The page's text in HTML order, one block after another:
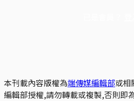
本刊載內容版權為端傳媒編輯部或相
編輯部授權,請勿轉載或複製,否則即